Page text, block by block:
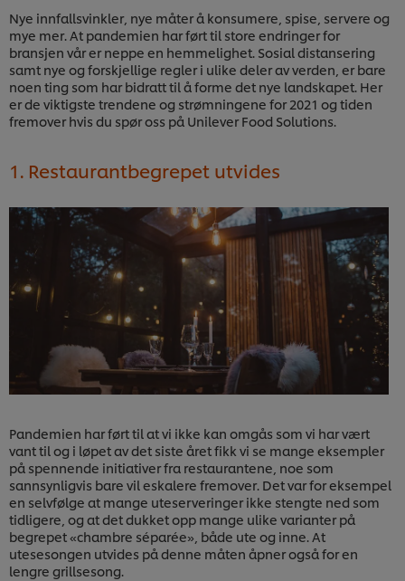
Nye innfallsvinkler, nye måter å konsumere, spise, servere og
mye mer. At pandemien har ført til store endringer for
bransjen vår er neppe en hemmelighet. Sosial distansering
samt nye og forskjellige regler i ulike deler av verden, er bare
noen ting som har bidratt til å forme det nye landskapet. Her
er de viktigste trendene og strømningene for 2021 og tiden
fremover hvis du spør oss på Unilever Food Solutions.
1. Restaurantbegrepet utvides
Pandemien har ført til at vi ikke kan omgås som vi har vært
vant til og i løpet av det siste året fikk vi se mange eksempler
på spennende initiativer fra restaurantene, noe som
sannsynligvis bare vil eskalere fremover. Det var for eksempel
en selvfølge at mange uteserveringer ikke stengte ned som
tidligere, og at det dukket opp mange ulike varianter på
begrepet «chambre séparée», både ute og inne. At
utesesongen utvides på denne måten åpner også for en
lengre grillsesong.